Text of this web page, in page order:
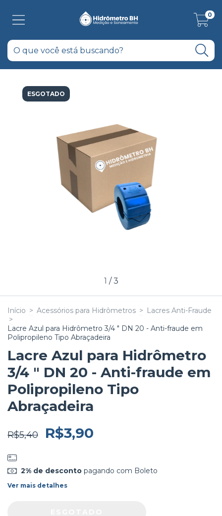
0
ESGOTADO
1 /3
Início > Acessórios para Hidrômetros > Lacres Anti-Fraude
>
Lacre Azul para Hidrômetro 3/4 " DN 20 - Anti-fraude em
Polipropileno Tipo Abraçadeira
Lacre Azul para Hidrômetro
3/4 " DN 20 - Anti-fraude em
Polipropileno Tipo
Abraçadeira
R$5,40 R$3,90
2% de descontopagando com Boleto
Ver mais detalhes